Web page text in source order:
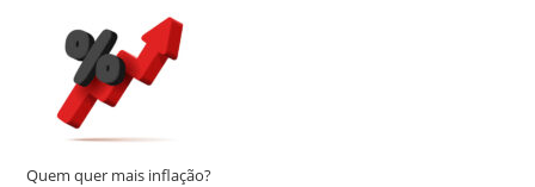
Quem quer mais inflação?